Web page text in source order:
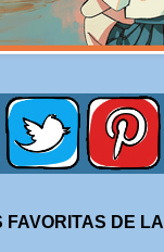
FAVORITAS DE LA